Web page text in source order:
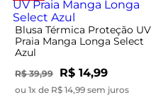
Blusa Térmica Proteção UV
Praia Manga Longa Select
Azul
R$ 39,99 R$ 14,99
ou 1x de R$ 14,99 sem juros